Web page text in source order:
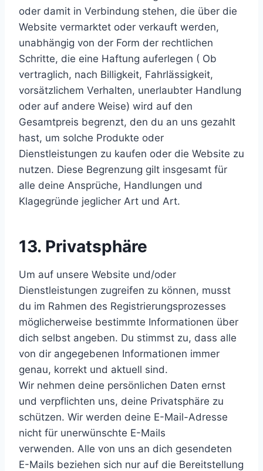
oder damit in Verbindung stehen, die über die
Website vermarktet oder verkauft werden,
unabhängig von der Form der rechtlichen
Schritte, die eine Haftung auferlegen ( Ob
vertraglich, nach Billigkeit, Fahrlässigkeit,
vorsätzlichem Verhalten, unerlaubter Handlung
oder auf andere Weise) wird auf den
Gesamtpreis begrenzt, den du an uns gezahlt
hast, um solche Produkte oder
Dienstleistungen zu kaufen oder die Website zu
nutzen. Diese Begrenzung gilt insgesamt für
alle deine Ansprüche, Handlungen und
Klagegründe jeglicher Art und Art.
13. Privatsphäre
Um auf unsere Website und/oder
Dienstleistungen zugreifen zu können, musst
du im Rahmen des Registrierungsprozesses
möglicherweise bestimmte Informationen über
dich selbst angeben. Du stimmst zu, dass alle
von dir angegebenen Informationen immer
genau, korrekt und aktuell sind.
Wir nehmen deine persönlichen Daten ernst
und verpflichten uns, deine Privatsphäre zu
schützen. Wir werden deine E-Mail-Adresse
nicht für unerwünschte E-Mails
verwenden. Alle von uns an dich gesendeten
E-Mails beziehen sich nur auf die Bereitstellung